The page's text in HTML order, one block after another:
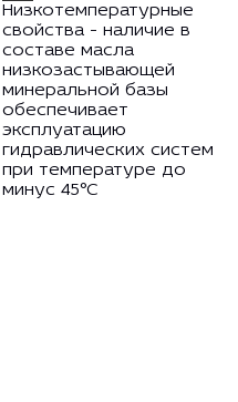
Низкотемпературные
свойства - наличие в
составе масла
низкозастывающей
минеральной базы
обеспечивает
эксплуатацию
гидравлических систем
при температуре до
минус 45°С